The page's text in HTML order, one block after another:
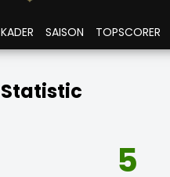
KADER SAISON TOPSCORER
Statistic
5